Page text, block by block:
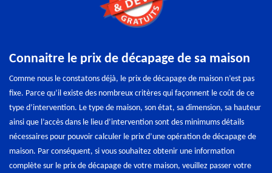
Connaitre le prix de décapage de sa maison
Comme nous le constatons déjà, le prix de décapage de maison n’est pas
fixe. Parce qu’il existe des nombreux critères qui façonnent le coût de ce
type d’intervention. Le type de maison, son état, sa dimension, sa hauteur
ainsi que l’accès dans le lieu d’intervention sont des minimums détails
nécessaires pour pouvoir calculer le prix d’une opération de décapage de
maison. Par conséquent, si vous souhaitez obtenir une information
complète sur le prix de décapage de votre maison, veuillez passer votre